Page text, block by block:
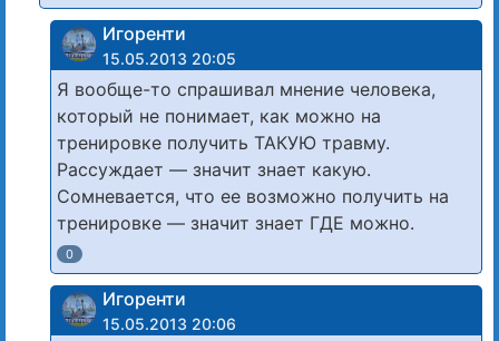
Игоренти
15.05.2013 20:05
Я вообще-то спрашивал мнение человека,
который не понимает, как можно на
тренировке получить ТАКУЮ травму.
Рассуждает — значит знает какую.
Сомневается, что ее возможно получить на
тренировке — значит знает ГДЕ можно.
0
Игоренти
15.05.2013 20:06